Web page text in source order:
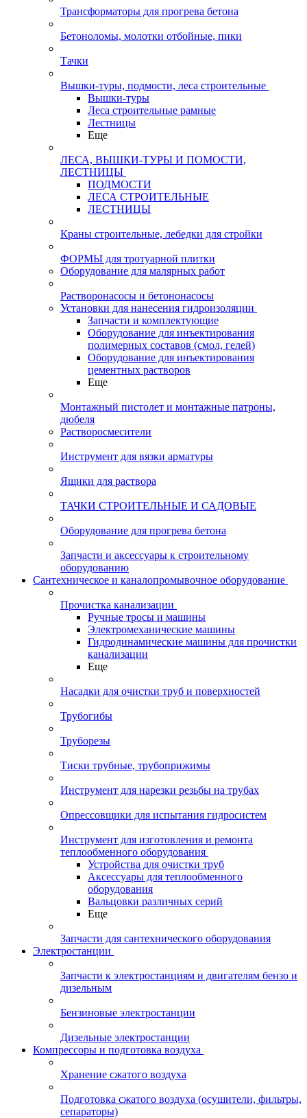
Трансформаторы для прогрева бетона
Бетоноломы, молотки отбойные, пики
Тачки
Вышки-туры, подмости, леса строительные
Вышки-туры
Леса строительные рамные
Лестницы
Еще
ЛЕСА, ВЫШКИ-ТУРЫ И ПОМОСТИ,
ЛЕСТНИЦЫ
ПОДМОСТИ
ЛЕСА СТРОИТЕЛЬНЫЕ
ЛЕСТНИЦЫ
Краны строительные, лебедки для стройки
ФОРМЫ для тротуарной плитки
Оборудование для малярных работ
Растворонасосы и бетононасосы
Установки для нанесения гидроизоляции
Запчасти и комплектующие
Оборудование для инъектирования
полимерных составов (смол, гелей)
Оборудование для инъектирования
цементных растворов
Еще
Монтажный пистолет и монтажные патроны,
дюбеля
Растворосмесители
Инструмент для вязки арматуры
Ящики для раствора
ТАЧКИ СТРОИТЕЛЬНЫЕ И САДОВЫЕ
Оборудование для прогрева бетона
Запчасти и аксессуары к строительному
оборудованию
Сантехническое и каналопромывочное оборудование
Прочистка канализации
Ручные тросы и машины
Электромеханические машины
Гидродинамические машины для прочистки
канализации
Еще
Насадки для очистки труб и поверхностей
Трубогибы
Труборезы
Тиски трубные, трубоприжимы
Инструмент для нарезки резьбы на трубах
Опрессовщики для испытания гидросистем
Инструмент для изготовления и ремонта
теплообменного оборудования
Устройства для очистки труб
Аксессуары для теплообменного
оборудования
Вальцовки различных серий
Еще
Запчасти для сантехнического оборудования
Электростанции
Запчасти к электростанциям и двигателям бензо и
дизельным
Бензиновые электростанции
Дизельные электростанции
Компрессоры и подготовка воздуха
Хранение сжатого воздуха
Подготовка сжатого воздуха (осушители, фильтры,
сепараторы)